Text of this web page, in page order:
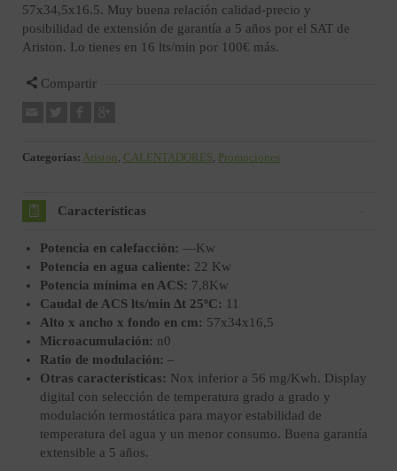
57x34,5x16.5. Muy buena relación calidad-precio y
posibilidad de extensión de garantía a 5 años por el SAT de
Ariston. Lo tienes en 16 lts/min por 100€ más.
Compartir
Categorías: Ariston, CALENTADORES, Promociones
Características
Potencia en calefacción: —Kw
Potencia en agua caliente: 22 Kw
Potencia mínima en ACS: 7,8Kw
Caudal de ACS lts/min Δt 25ºC: 11
Alto x ancho x fondo en cm: 57x34x16,5
Microacumulación: n0
Ratio de modulación: –
Otras características: Nox inferior a 56 mg/Kwh. Display
digital con selección de temperatura grado a grado y
modulación termostática para mayor estabilidad de
temperatura del agua y un menor consumo. Buena garantía
extensible a 5 años.